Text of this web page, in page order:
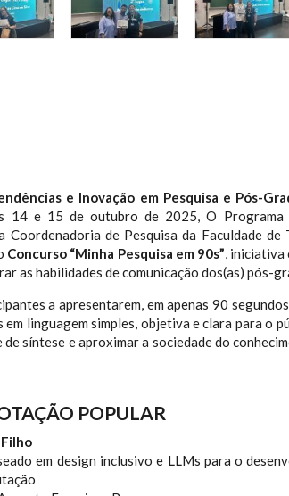
e Inovação em Pesquisa e Pós-
14 e 15 de outubro de 2025, O Programa
Coordenadoria de Pesquisa da Faculdade de
Concurso “Minha Pesquisa em 90s” ,
as habilidades de comunicação dos(as) pós-
a apresentarem, em apenas 90
em linguagem simples, objetiva e clara para o
de síntese e aproximar a sociedade do
POPULAR
Filho
em design inclusivo e LLMs para o